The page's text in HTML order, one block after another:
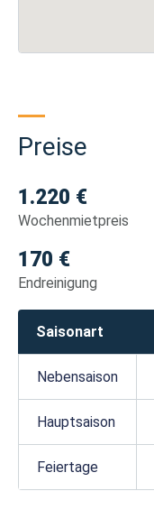
Preise
1.220 €
Wochenmietpreis
170 €
Endreinigung
Saisonart
Nebensaison
Hauptsaison
Feiertage